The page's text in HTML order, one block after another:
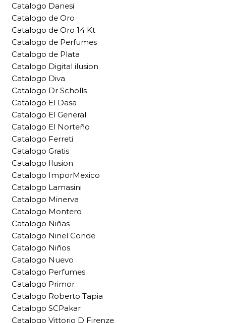
Catalogo Danesi
Catalogo de Oro
Catalogo de Oro 14 Kt
Catalogo de Perfumes
Catalogo de Plata
Catalogo Digital ilusion
Catalogo Diva
Catalogo Dr Scholls
Catalogo El Dasa
Catalogo El General
Catalogo El Norteño
Catalogo Ferreti
Catalogo Gratis
Catalogo Ilusion
Catalogo ImporMexico
Catalogo Lamasini
Catalogo Minerva
Catalogo Montero
Catalogo Niñas
Catalogo Ninel Conde
Catalogo Niños
Catalogo Nuevo
Catalogo Perfumes
Catalogo Primor
Catalogo Roberto Tapia
Catalogo SCPakar
Catalogo Vittorio D Firenze